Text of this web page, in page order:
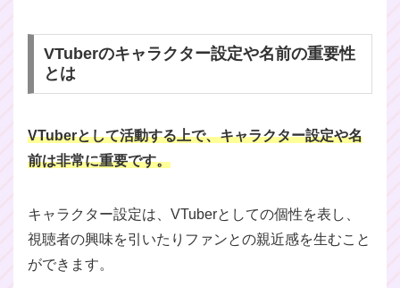
VTuberのキャラクター設定や名前の重要性
とは
VTuberとして活動する上で、キャラクター設定や名
前は非常に重要です。
キャラクター設定は、VTuberとしての個性を表し、
視聴者の興味を引いたりファンとの親近感を生むこと
ができます。